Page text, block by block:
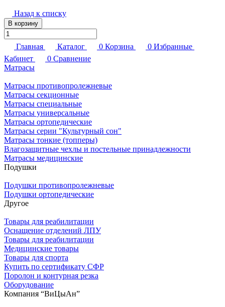
Назад к списку
В корзину
Главная Каталог 0 Корзина 0 Избранные
Кабинет
0 Сравнение
Матрасы
Матрасы противопролежневые
Матрасы секционные
Матрасы специальные
Матрасы универсальные
Матрасы ортопедические
Матрасы серии "Культурный сон"
Матрасы тонкие (топперы)
Влагозащитные чехлы и постельные принадлежности
Матрасы медицинские
Подушки
Подушки противопролежневые
Подушки ортопедические
Другое
Товары для реабилитации
Оснащение отделений ЛПУ
Товары для реабилитации
Медицинские товары
Товары для спорта
Купить по сертификату СФР
Поролон и контурная резка
Оборудование
Компания “ВиЦыАн”